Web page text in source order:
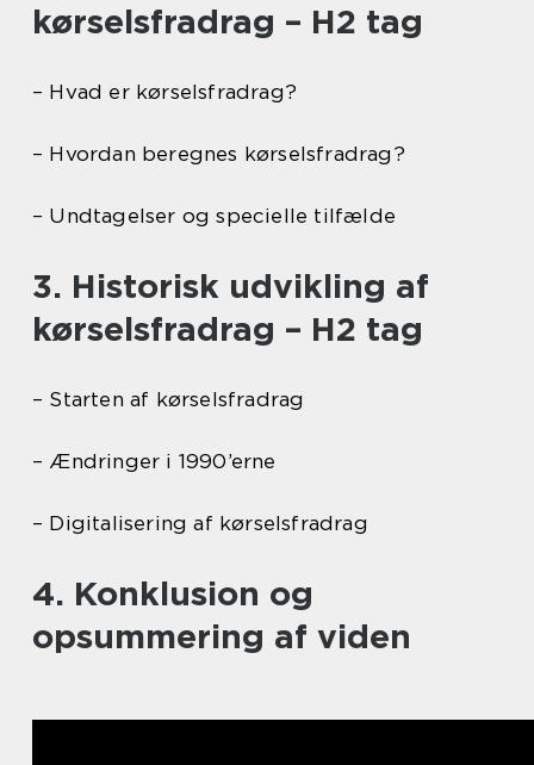
kørselsfradrag – H2 tag
– Hvad er kørselsfradrag?
– Hvordan beregnes kørselsfradrag?
– Undtagelser og specielle tilfælde
3. Historisk udvikling af
kørselsfradrag – H2 tag
– Starten af kørselsfradrag
– Ændringer i 1990’erne
– Digitalisering af kørselsfradrag
4. Konklusion og
opsummering af viden